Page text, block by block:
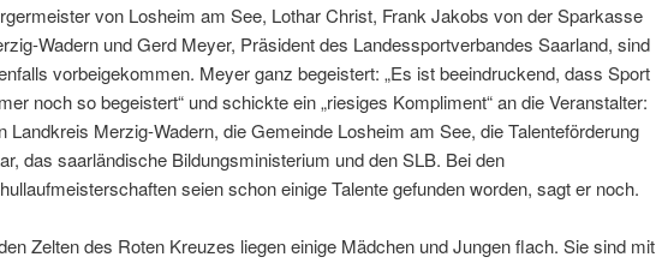
von Losheim am See, Lothar Christ, Frank Jakobs von der Sparkasse
Wadern und Gerd Meyer, Präsident des Landessportverbandes Saarland, sind
vorbeigekommen. Meyer ganz begeistert: „Es ist beeindruckend, dass Sport
noch so begeistert“ und schickte ein „riesiges Kompliment“ an die Veranstalter:
Landkreis Merzig-Wadern, die Gemeinde Losheim am See, die Talenteförderung
das saarländische Bildungsministerium und den SLB. Bei den
seien schon einige Talente gefunden worden, sagt er noch.
Zelten des Roten Kreuzes liegen einige Mädchen und Jungen flach. Sie sind mit